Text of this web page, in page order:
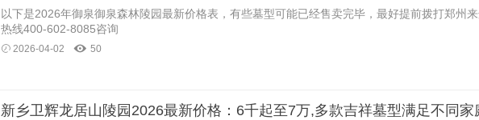
以下是2026年御泉御泉森林陵园最新价格表，有些墓型可能已经售卖完毕，最好提前拨打郑州
热线400-602-8085咨询
2026-04-02 50
新乡卫辉龙居山陵园2026最新价格：6千起至7万,多款吉祥墓型满足不同家